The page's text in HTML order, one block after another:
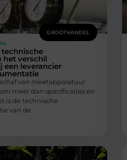
GROOTHANDEL
het verschil
een leverancier
van meetapparatuur
meer dan specificaties en
is de technische
van de